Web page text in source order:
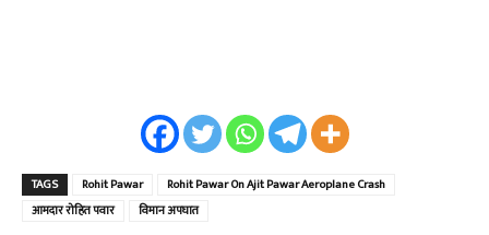
TAGS Rohit Pawar
Rohit Pawar On Ajit Pawar Aeroplane Crash
आमदार रोहित पवार
विमान अपघात